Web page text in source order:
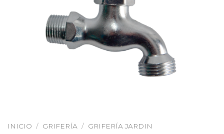
INICIO / GRIFERÍA / GRIFERÍA JARDIN